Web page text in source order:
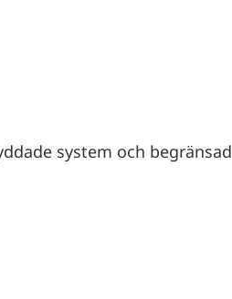
system och begränsad